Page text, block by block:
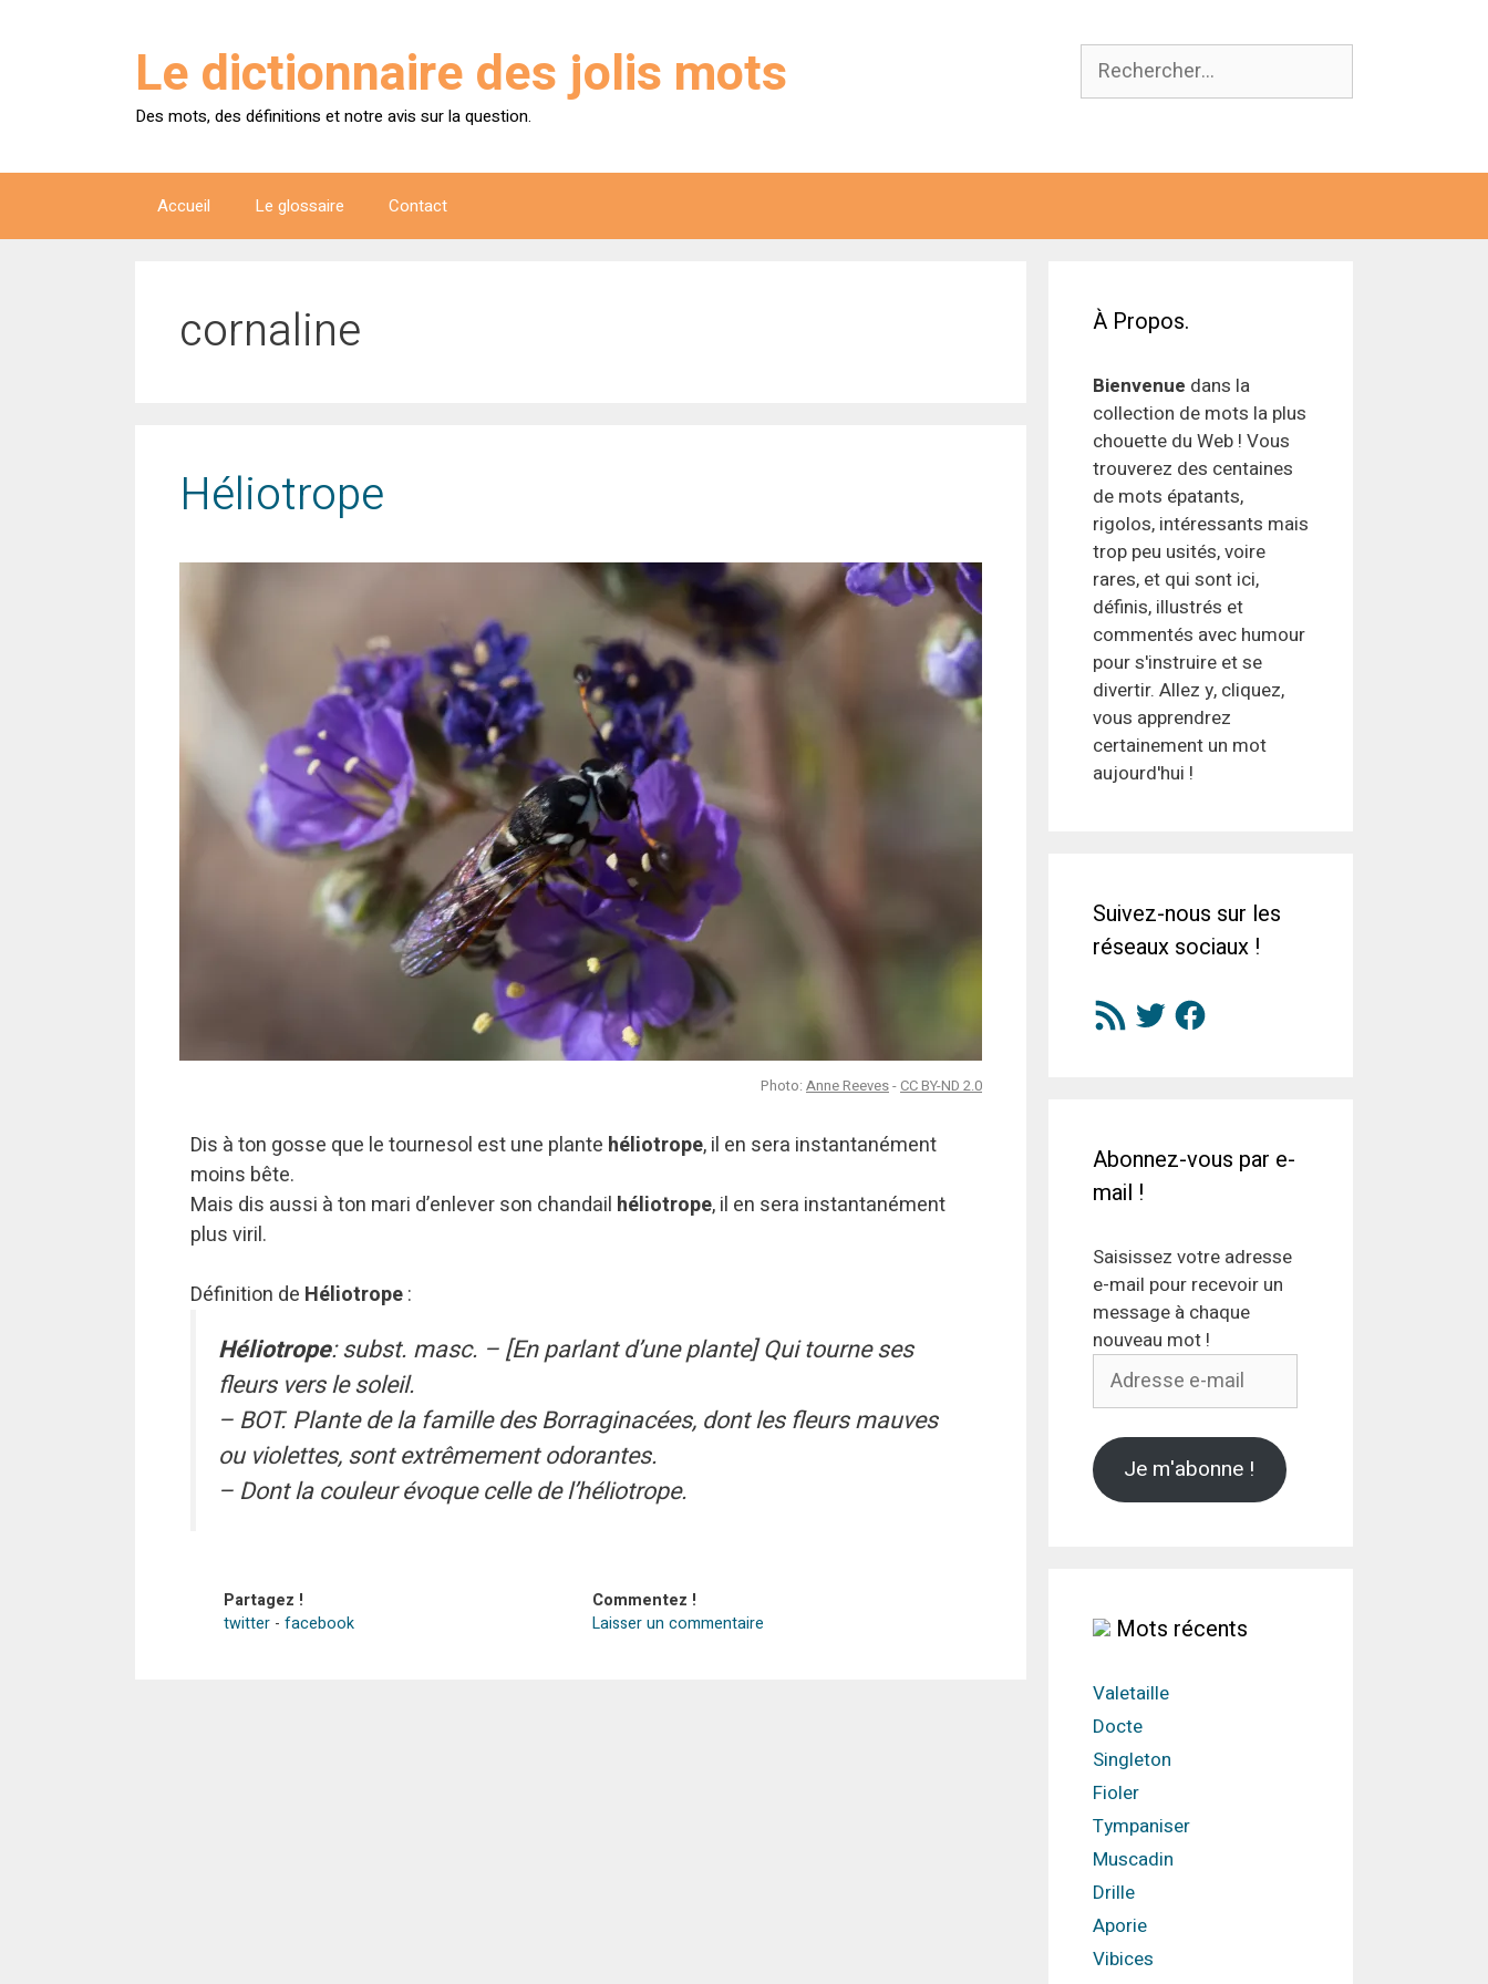
Rechercher :
Le dictionnaire des jolis mots
Des mots, des définitions et notre avis sur la question.
Accueil Le glossaire Contact
cornaline
Héliotrope
Photo: Anne Reeves- CC BY-ND 2.0
Dis à ton gosse que le tournesol est une plante héliotrope, il en sera instantanément
moins bête.
Mais dis aussi à ton mari d’enlever son chandail héliotrope, il en sera instantanément
plus viril.
Définition de Héliotrope:
Héliotrope: subst. masc. – [En parlant d’une plante] Qui tourne ses
fleurs vers le soleil.
– BOT. Plante de la famille des Borraginacées, dont les fleurs mauves
ou violettes, sont extrêmement odorantes.
– Dont la couleur évoque celle de l’héliotrope.
Partagez !
twitter - facebook
Commentez !
Laisser un commentaire
À Propos.
Bienvenue dans la
collection de mots la plus
chouette du Web ! Vous
trouverez des centaines
de mots épatants,
rigolos, intéressants mais
trop peu usités, voire
rares, et qui sont ici,
définis, illustrés et
commentés avec humour
pour s'instruire et se
divertir. Allez y, cliquez,
vous apprendrez
certainement un mot
aujourd'hui !
Suivez-nous sur les
réseaux sociaux !
Flux
RSS
TwitterFacebook
Abonnez-vous par e-
mail !
Saisissez votre adresse
e-mail pour recevoir un
message à chaque
nouveau mot !
Adresse
Je m'abonne !
Mots récents
Valetaille
Docte
Singleton
Fioler
Tympaniser
Muscadin
Drille
Aporie
Vibices